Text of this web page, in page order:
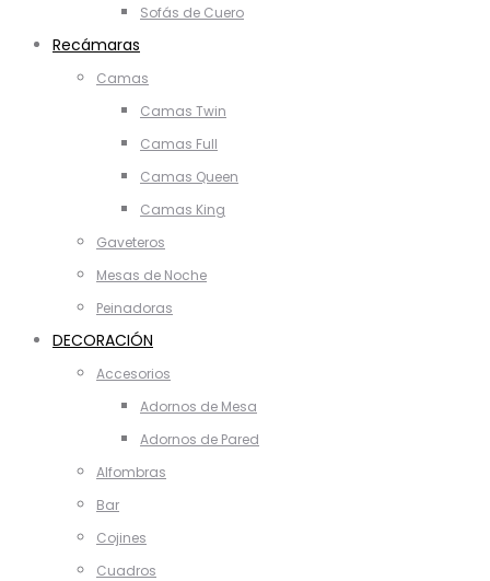
Sofás de Cuero
Recámaras
Camas
Camas Twin
Camas Full
Camas Queen
Camas King
Gaveteros
Mesas de Noche
Peinadoras
DECORACIÓN
Accesorios
Adornos de Mesa
Adornos de Pared
Alfombras
Bar
Cojines
Cuadros